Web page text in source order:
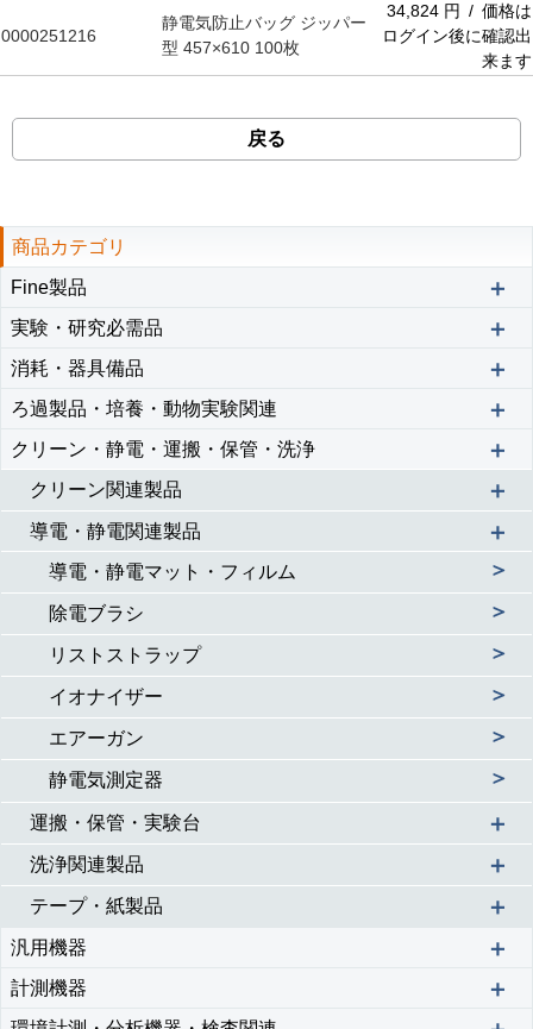
0000251216
静電気防止バッグ ジッパー
型 457×610 100枚
34,824 円 / 価格は
ログイン後に確認出
来ます
戻る
商品カテゴリ
Fine製品
＋
実験・研究必需品 ＋
消耗・器具備品 ＋
ろ過製品・培養・動物実験関連 ＋
クリーン・静電・運搬・保管・洗浄 ＋
クリーン関連製品 ＋
導電・静電関連製品 ＋
導電・静電マット・フィルム ＞
除電ブラシ ＞
リストストラップ ＞
イオナイザー ＞
エアーガン ＞
静電気測定器 ＞
運搬・保管・実験台 ＋
洗浄関連製品 ＋
テープ・紙製品 ＋
汎用機器 ＋
計測機器 ＋